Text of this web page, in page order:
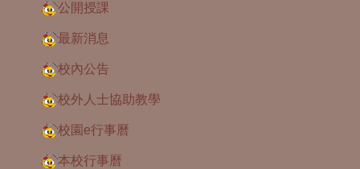
公開授課
最新消息
校內公告
校外人士協助教學
校園e行事曆
本校行事曆